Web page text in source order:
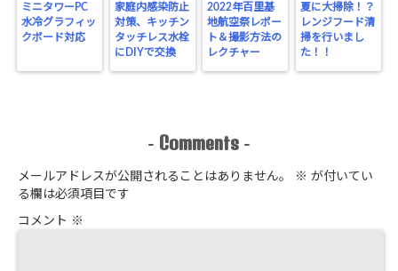
ミニタワーPC
水冷グラフィッ
クボード対応
家庭内感染防止
対策、キッチン
タッチレス水栓
にDIYで交換
2022年百里基
地航空祭レポー
ト＆撮影方法の
レクチャー
夏に大掃除！？
レンジフード清
掃を行いまし
た！！
- Comments -
メールアドレスが公開されることはありません。 ※ が付いてい
る欄は必須項目です
コメント ※